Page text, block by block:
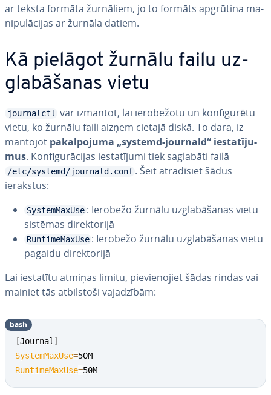
ar teksta formāta žurnāliem, jo to formāts apgrūtina ma­
ni­pu­lā­ci­jas ar žurnāla datiem.
Kā pielāgot žurnālu failu uz­
gla­bā­ša­nas vietu
journalctl
var izmantot, lai ie­ro­be­žo­tu un kon­fi­gu­rē­tu
vietu, ko žurnālu faili aizņem cietajā diskā. To dara, iz­
man­to­jot pa­kal­po­ju­ma „systemd-journald“ ie­sta­tī­ju­
mus. Kon­fi­gu­rā­ci­jas ie­sta­tī­ju­mi tiek saglabāti failā
/etc/systemd/journald.conf . Šeit at­ra­dī­siet šādus
ierakstus:
SystemMaxUse : Ierobežo žurnālu uz­gla­bā­ša­nas vietu
sistēmas di­rek­to­ri­jā
RuntimeMaxUse : Ierobežo žurnālu uz­gla­bā­ša­nas vietu
pagaidu di­rek­to­ri­jā
Lai iestatītu atmiņas limitu, pie­vie­no­jiet šādas rindas vai
mainiet tās at­bil­sto­ši va­ja­dzī­bām:
[Journal ]
SystemMaxUse=
RuntimeMaxUse=50M
bash